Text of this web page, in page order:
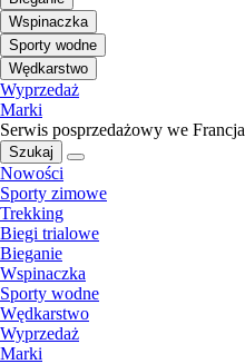
Wspinaczka
Sporty wodne
Wędkarstwo
Wyprzedaż
Marki
Serwis posprzedażowy we Francja
Szukaj
Nowości
Sporty zimowe
Trekking
Biegi trialowe
Bieganie
Wspinaczka
Sporty wodne
Wędkarstwo
Wyprzedaż
Marki